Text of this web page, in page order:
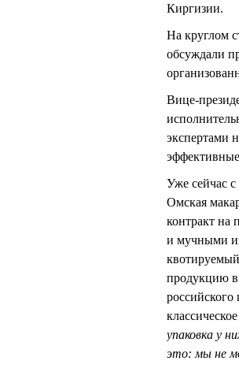
Киргизии.
На круглом
обсуждали
Вице-
экспертами
Уже сейчас
Омская
контракт
и мучными
продукцию
российского
упаковка у
это: мы не